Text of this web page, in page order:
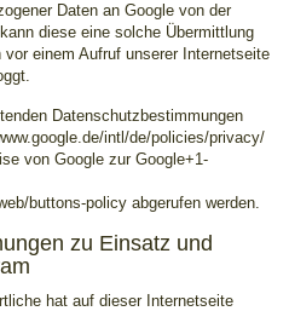
Daten an Google von der
diese eine solche Übermittlung
einem Aufruf unserer Internetseite
Datenschutzbestimmungen
intl/de/policies/privacy/
von Google zur Google+1-
buttons-policy abgerufen werden.
zu Einsatz und
hat auf dieser Internetseite